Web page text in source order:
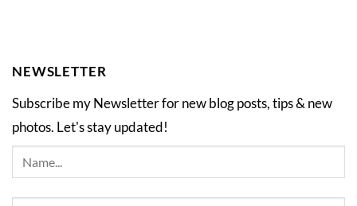
NEWSLETTER
Subscribe my Newsletter for new blog posts, tips & new
photos. Let's stay updated!